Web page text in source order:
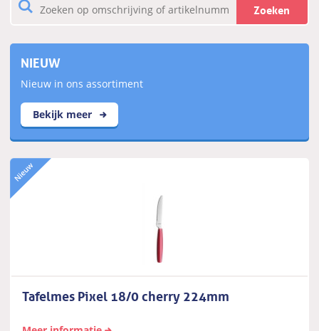
Zoeken
NIEUW
Nieuw in ons assortiment
Bekijk meer
Tafelmes Pixel 18/0 cherry 224mm